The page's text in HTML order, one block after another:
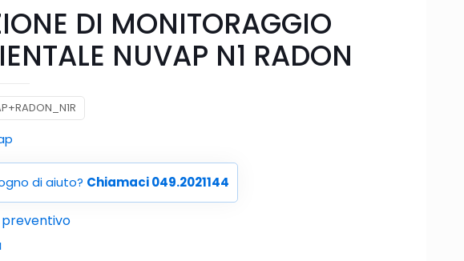
DI MONITORAGGIO
NUVAP N1 RADON
di aiuto? Chiamaci 049.2021144
preventivo